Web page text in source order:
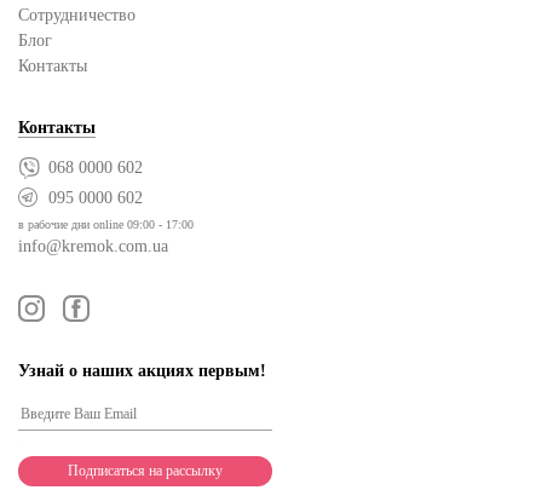
Сотрудничество
Блог
Контакты
Контакты
068 0000 602
095 0000 602
в рабочие дни online 09:00 - 17:00
info@kremok.com.ua
Узнай о наших акциях первым!